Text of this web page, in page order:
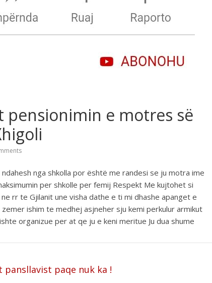
pensionimin e motres së
nga shkolla por është me randesi se ju motra ime
per shkolle per femij Respekt Me kujtohet si
rr te Gjilanit une visha dathe e ti mi dhashe apanget e
ishim te medhej asjneher sju kemi perkulur armikut
organizue per at qe ju e keni meritue Ju dua shume
paqe nuk ka !